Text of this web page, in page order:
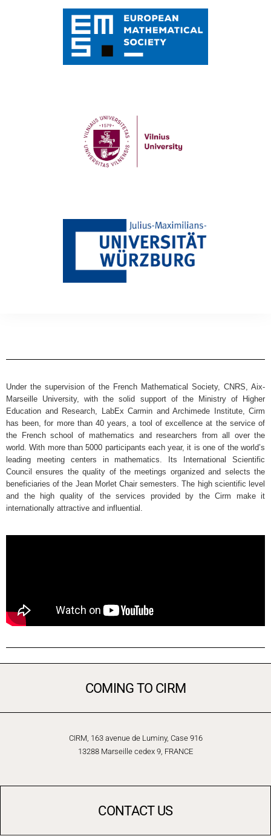
Under the supervision of the French Mathematical Society, CNRS, Aix-
Marseille University, with the solid support of the Ministry of Higher
Education and Research, LabEx Carmin and Archimede Institute, Cirm
has been, for more than 40 years, a tool of excellence at the service of
the French school of mathematics and researchers from all over the
world. With more than 5000 participants each year, it is one of the world’s
leading meeting centers in mathematics. Its International Scientific
Council ensures the quality of the meetings organized and selects the
beneficiaries of the Jean Morlet Chair semesters. The high scientific level
and the high quality of the services provided by the Cirm make it
internationally attractive and influential.
COMING TO CIRM
CIRM, 163 avenue de Luminy, Case 916
13288 Marseille cedex 9, FRANCE
CONTACT US